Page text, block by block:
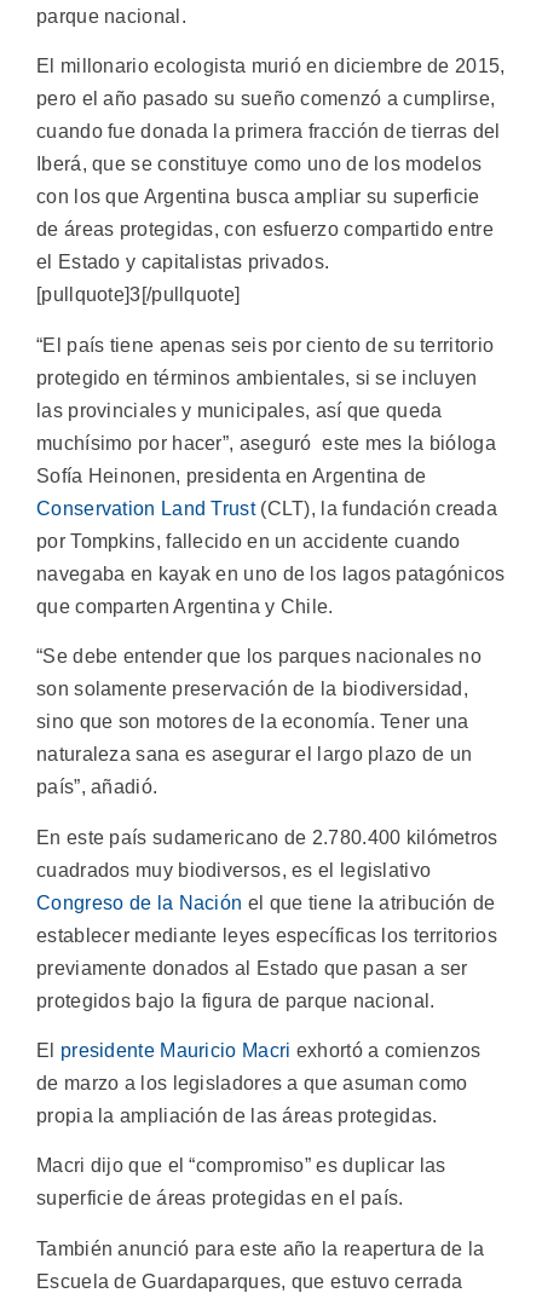
parque nacional.
El millonario ecologista murió en diciembre de 2015,
pero el año pasado su sueño comenzó a cumplirse,
cuando fue donada la primera fracción de tierras del
Iberá, que se constituye como uno de los modelos
con los que Argentina busca ampliar su superficie
de áreas protegidas, con esfuerzo compartido entre
el Estado y capitalistas privados.
[pullquote]3[/pullquote]
“El país tiene apenas seis por ciento de su territorio
protegido en términos ambientales, si se incluyen
las provinciales y municipales, así que queda
muchísimo por hacer”, aseguró este mes la bióloga
Sofía Heinonen, presidenta en Argentina de
Conservation Land Trust(CLT), la fundación creada
por Tompkins, fallecido en un accidente cuando
navegaba en kayak en uno de los lagos patagónicos
que comparten Argentina y Chile.
“Se debe entender que los parques nacionales no
son solamente preservación de la biodiversidad,
sino que son motores de la economía. Tener una
naturaleza sana es asegurar el largo plazo de un
país”, añadió.
En este país sudamericano de 2.780.400 kilómetros
cuadrados muy biodiversos, es el legislativo
Congreso de la Nación el que tiene la atribución de
establecer mediante leyes específicas los territorios
previamente donados al Estado que pasan a ser
protegidos bajo la figura de parque nacional.
El presidente Mauricio Macri exhortó a comienzos
de marzo a los legisladores a que asuman como
propia la ampliación de las áreas protegidas.
Macri dijo que el “compromiso” es duplicar las
superficie de áreas protegidas en el país.
También anunció para este año la reapertura de la
Escuela de Guardaparques, que estuvo cerrada